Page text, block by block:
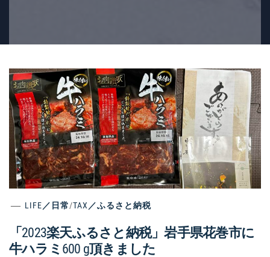
LIFE／日常/TAX／ふるさと納税
「2023楽天ふるさと納税」岩手県花巻市に
牛ハラミ600 g頂きました